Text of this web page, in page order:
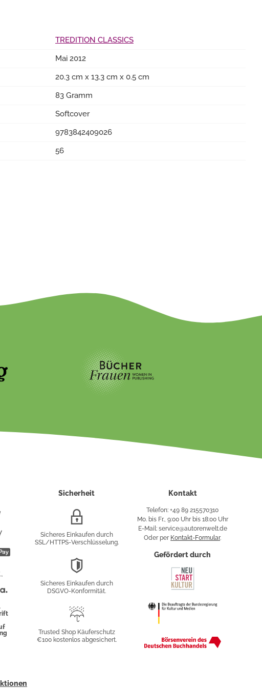
TREDITION CLASSICS
Mai 2012
20.3 cm x 13.3 cm x 0.5 cm
83 Gramm
Softcover
9783842409026
56
Pay
PayShopify
Überweisung
Sicherheit
Verschlüsselung
Sicheres Einkaufen durch
SSL/HTTPS-Verschlüsselung.
Sicheres Einkaufen durch
DSGVO-Konformität.
Käuferschutz
Trusted Shop Käuferschutz
€100 kostenlos abgesichert.
Kontakt
Telefon: +49 89 215570310
Mo. bis Fr., 9:00 Uhr bis 18:00 Uhr
E-Mail: service@autorenwelt.de
Oder per Kontakt-Formular.
Gefördert durch